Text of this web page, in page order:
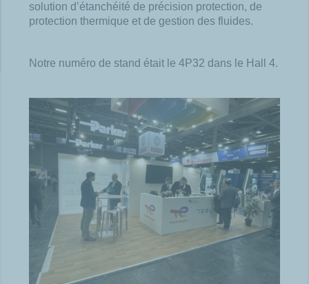
solution d’étanchéité de précision protection, de
protection thermique et de gestion des fluides.
Notre numéro de stand était le 4P32 dans le Hall 4.